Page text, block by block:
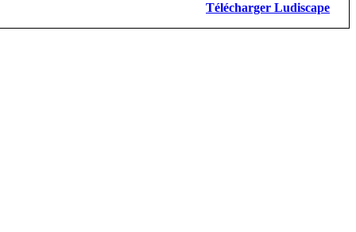
Télécharger Ludiscape